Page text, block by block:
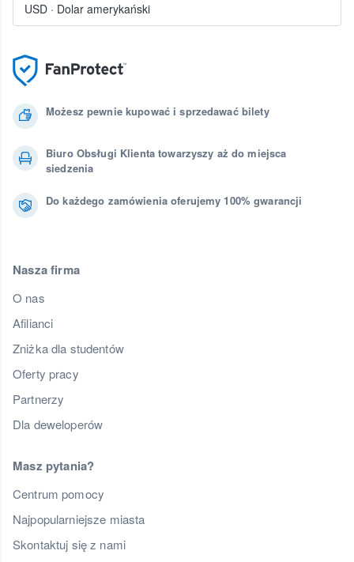
Możesz pewnie kupować i sprzedawać bilety
Biuro Obsługi Klienta towarzyszy aż do miejsca
siedzenia
Do każdego zamówienia oferujemy 100% gwarancji
Nasza firma
O nas
Afilianci
Zniżka dla studentów
Oferty pracy
Partnerzy
Dla deweloperów
Masz pytania?
Centrum pomocy
Najpopularniejsze miasta
Skontaktuj się z nami
USD · Dolar amerykański